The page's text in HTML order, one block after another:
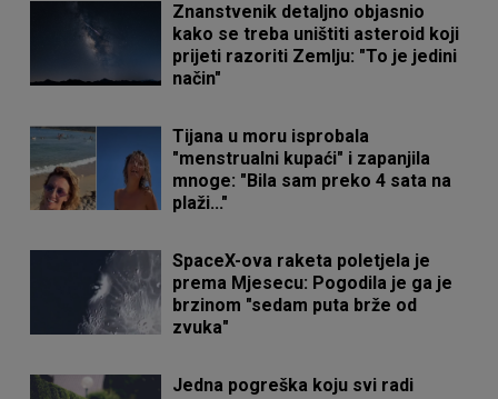
Znanstvenik detaljno objasnio
kako se treba uništiti asteroid koji
prijeti razoriti Zemlju: "To je jedini
način"
Tijana u moru isprobala
"menstrualni kupaći" i zapanjila
mnoge: "Bila sam preko 4 sata na
plaži..."
SpaceX-ova raketa poletjela je
prema Mjesecu: Pogodila je ga je
brzinom "sedam puta brže od
zvuka"
Jedna pogreška koju svi radi